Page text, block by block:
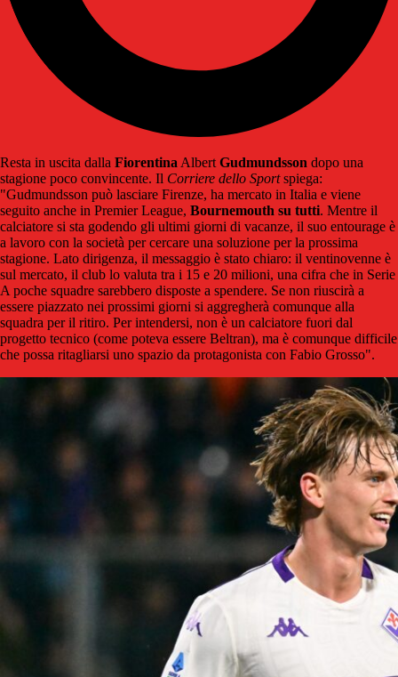
Resta in uscita dalla Fiorentina Albert Gudmundsson dopo una
stagione poco convincente. Il Corriere dello Sportspiega:
"Gudmundsson può lasciare Firenze, ha mercato in Italia e viene
seguito anche in Premier League, Bournemouth su tutti. Mentre il
calciatore si sta godendo gli ultimi giorni di vacanze, il suo entourage è
a lavoro con la società per cercare una soluzione per la prossima
stagione. Lato dirigenza, il messaggio è stato chiaro: il ventinovenne è
sul mercato, il club lo valuta tra i 15 e 20 milioni, una cifra che in Serie
A poche squadre sarebbero disposte a spendere. Se non riuscirà a
essere piazzato nei prossimi giorni si aggregherà comunque alla
squadra per il ritiro. Per intendersi, non è un calciatore fuori dal
progetto tecnico (come poteva essere Beltran), ma è comunque difficile
che possa ritagliarsi uno spazio da protagonista con Fabio Grosso".